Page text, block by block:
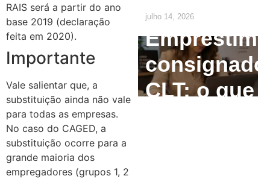
RAIS será a partir do ano
base 2019 (declaração
feita em 2020).
Importante
Vale salientar que, a
substituição ainda não vale
para todas as empresas.
No caso do CAGED, a
substituição ocorre para a
grande maioria dos
empregadores (grupos 1, 2
julho 14, 2026
Empréstimo
consignado
CLT: o que